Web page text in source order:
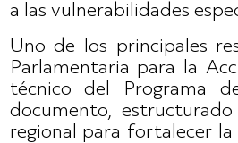
a las vulnerabilidades
Uno de los principales
Parlamentaria para la
técnico del Programa
documento,
regional para fortalecer